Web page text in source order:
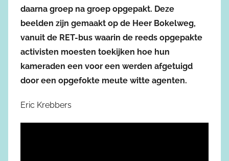
daarna groep na groep opgepakt. Deze
beelden zijn gemaakt op de Heer Bokelweg,
vanuit de RET-bus waarin de reeds opgepakte
activisten moesten toekijken hoe hun
kameraden een voor een werden afgetuigd
door een opgefokte meute witte agenten.
Eric Krebbers